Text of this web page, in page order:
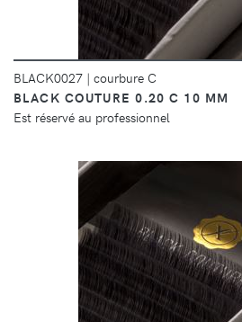
BLACK0027 | courbure C
BLACK COUTURE 0.20 C 10 MM
Est réservé au professionnel
DÉTAILS